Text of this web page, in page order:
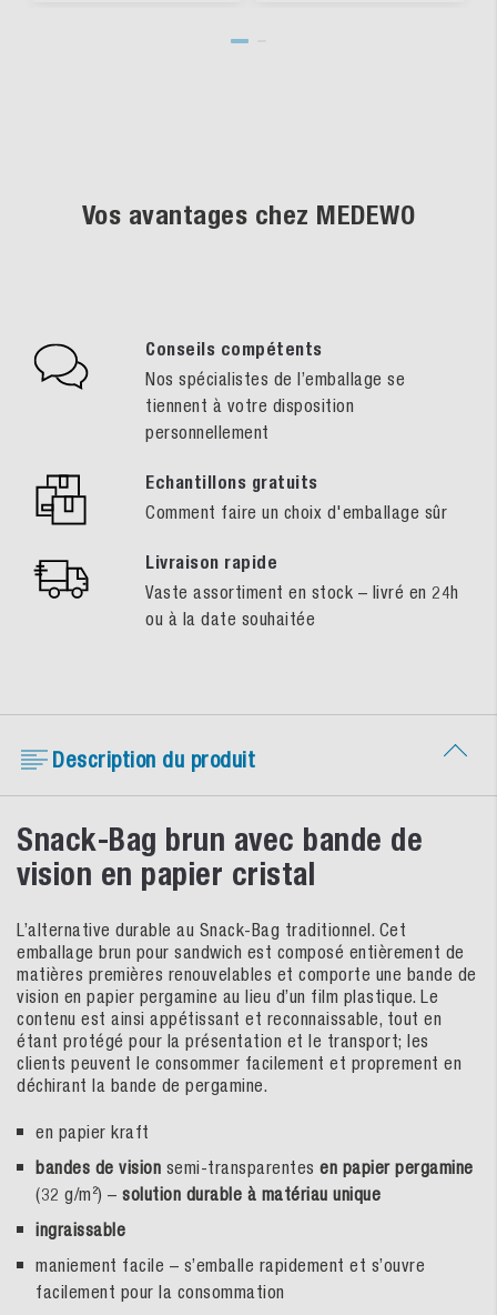
Vos avantages chez MEDEWO
Conseils compétents
Nos spécialistes de l’emballage se
tiennent à votre disposition
personnellement
Echantillons gratuits
Comment faire un choix d'emballage sûr
Livraison rapide
Vaste assortiment en stock – livré en 24h
ou à la date souhaitée
Description du produit
Snack-Bag brun avec bande de
vision en papier cristal
L’alternative durable au Snack-Bag traditionnel. Cet
emballage brun pour sandwich est composé entièrement de
matières premières renouvelables et comporte une bande de
vision en papier pergamine au lieu d’un film plastique. Le
contenu est ainsi appétissant et reconnaissable, tout en
étant protégé pour la présentation et le transport; les
clients peuvent le consommer facilement et proprement en
déchirant la bande de pergamine.
en papier kraft
bandes de vision semi-transparentes en papier pergamine
(32 g/m²) – solution durable à matériau unique
ingraissable
maniement facile – s’emballe rapidement et s’ouvre
facilement pour la consommation